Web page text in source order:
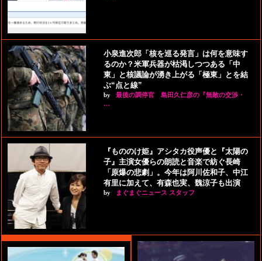
小泉進次郎「核を巡る発言」は何を意味す
るのか？米軍兵器が枯渇しつつある「中
東」と核議論が湧き上がる「極東」とを結
ぶ“点と線”
by
最後の調停官 島田久仁彦の『無敵の交渉・
…
『もののけ姫』アシタカ役声優と『太陽の
子』主演女優らの朗読と音楽で紡ぐ長崎
「原爆の悲劇」。今年は阿川佐和子、中江
有里に加えて、有森也実、魏涼子も出演
by まぐまぐニュース スタッフ